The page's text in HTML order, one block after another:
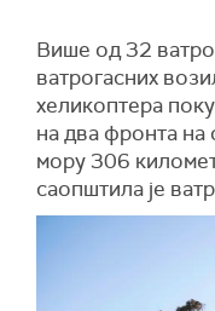
Више од 32
ватрогасних
хеликоптера
на два фронта на
мору 306
саопштила је